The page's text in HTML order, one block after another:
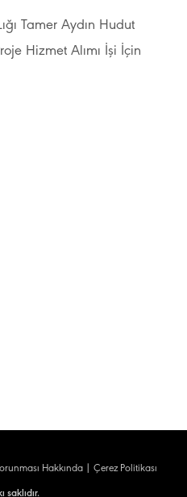
Tamer Aydın Hudut
Hizmet Alımı İşi İçin
Hakkında Çerez Politikası
saklıdır.